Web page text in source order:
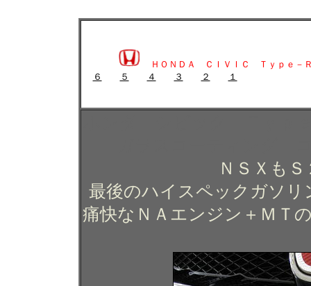
ＨＯＮＤＡ ＣＩＶＩＣ Ｔｙｐｅ－
６
５ ４ ３ ２ １
ＮＳＸも
最後のハイスペックガソ
痛快なＮＡエンジン＋ＭＴ